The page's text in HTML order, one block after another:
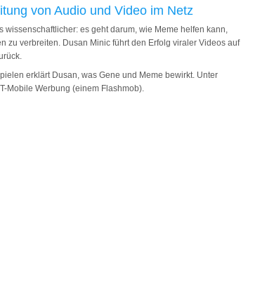
richtige
Verbreitung
von
Podcasts
von Audio und Video im Netz
wissenschaftlicher: es geht darum, wie Meme helfen kann,
zu verbreiten. Dusan Minic führt den Erfolg viraler Videos auf
erklärt Dusan, was Gene und Meme bewirkt. Unter
Mobile Werbung (einem Flashmob).